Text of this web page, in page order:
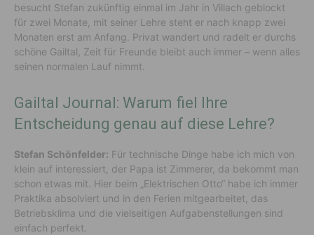
besucht Stefan zukünftig einmal im Jahr in Villach geblockt
für zwei Monate, mit seiner Lehre steht er nach knapp zwei
Monaten erst am Anfang. Privat wandert und radelt er durchs
schöne Gailtal, Zeit für Freunde bleibt auch immer – wenn alles
seinen normalen Lauf nimmt.
Gailtal Journal: Warum fiel Ihre
Entscheidung genau auf diese Lehre?
Stefan Schönfelder: Für technische Dinge habe ich mich von
klein auf interessiert, der Papa ist Zimmerer, da bekommt man
schon etwas mit. Hier beim „Elektrischen Otto“ habe ich immer
Praktika absolviert und in den Ferien mitgearbeitet, das
Betriebsklima und die vielseitigen Aufgabenstellungen sind
einfach perfekt.